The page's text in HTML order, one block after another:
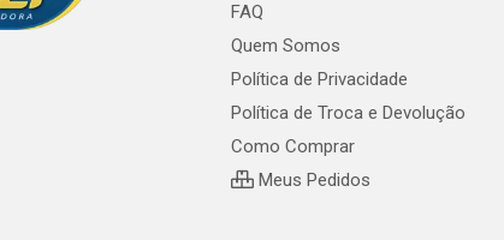
FAQ
Quem Somos
Política de Privacidade
Política de Troca e Devolução
Como Comprar
Meus Pedidos